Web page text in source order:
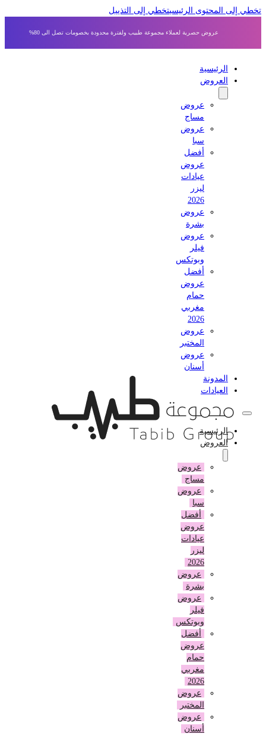
إلى المحتوى الرئيسي تخطي إلى التذييل
عروض حصرية لعملاء مجموعة طبيب ولفترة محدودة بخصومات تصل الى 80%
الرئيسية
العروض
عروض
مساج
عروض
أفضل
عروض
عيادات
عروض
بشرة
عروض
وبوتكس
أفضل
عروض
حمام
مغربي
عروض
المختبر
عروض
أسنان
المدونة
العيادات
الرئيسية
العروض
عروض
مساج
عروض
أفضل
عروض
عيادات
عروض
بشرة
عروض
وبوتكس
أفضل
عروض
حمام
مغربي
عروض
المختبر
عروض
أسنان